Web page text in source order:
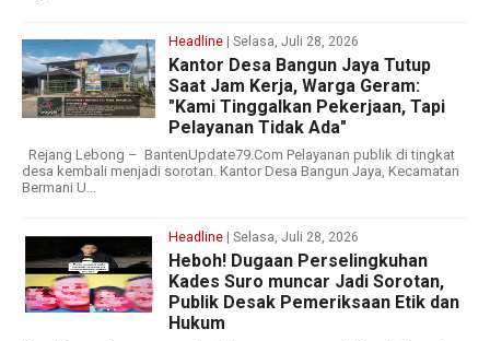
Headline | Selasa, Juli 28, 2026
Kantor Desa Bangun Jaya Tutup
Saat Jam Kerja, Warga Geram:
"Kami Tinggalkan Pekerjaan, Tapi
Pelayanan Tidak Ada"
Rejang Lebong – BantenUpdate79.Com Pelayanan publik di tingkat
desa kembali menjadi sorotan. Kantor Desa Bangun Jaya, Kecamatan
Bermani U...
Headline | Selasa, Juli 28, 2026
Heboh! Dugaan Perselingkuhan
Kades Suro muncar Jadi Sorotan,
Publik Desak Pemeriksaan Etik dan
Hukum